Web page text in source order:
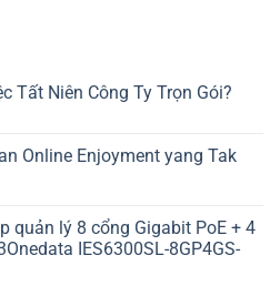
Tất Niên Công Ty Trọn Gói?
Online Enjoyment yang Tak
quản lý 8 cổng Gigabit PoE + 4
IES6300SL-8GP4GS-